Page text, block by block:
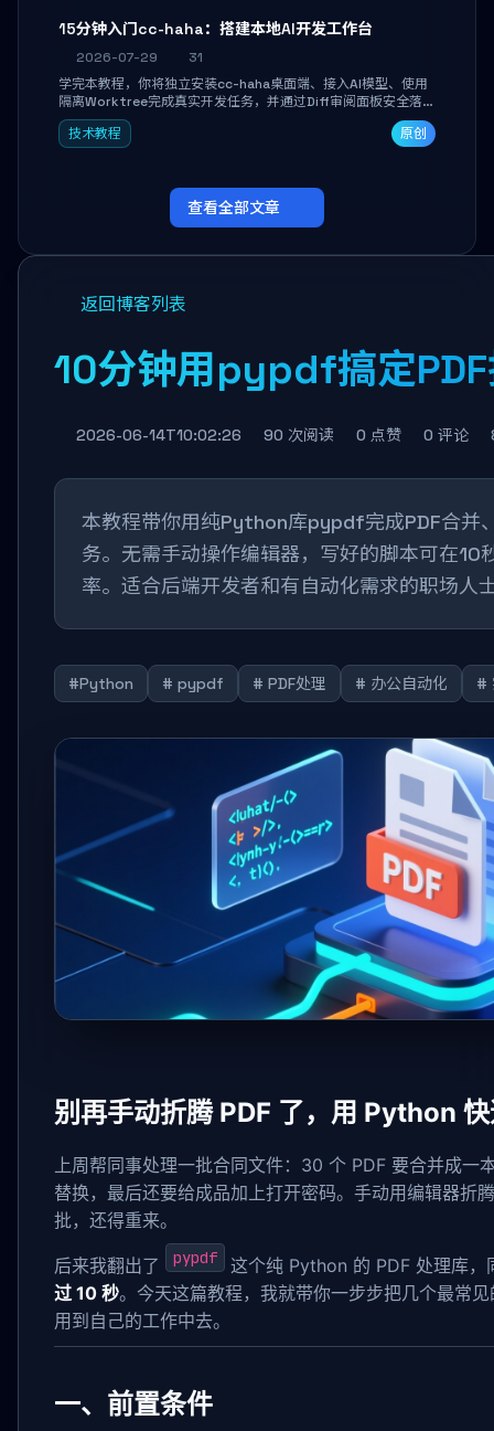
15分钟入门cc-haha：搭建本地AI开发工作台
2026-07-29
31
学完本教程，你将独立安装cc-haha桌面端、接入AI模型、使用
隔离Worktree完成真实开发任务，并通过Diff审阅面板安全落地
AI代码改写。告别终端黑盒操作，让AI在沙箱环境中工作，你只
做审阅和决策。
技术教程 原创
查看全部文章
返回博客列表
10分钟用pypdf搞定
2026-06-14T10:02:26 90 次阅读 0 点赞 0 评论
本教程带你用纯Python库pypdf完成PDF合并
务。无需手动操作编辑器，写好的脚本可在10
率。适合后端开发者和有自动化需求的职场人
#Python # pypdf # PDF处理 # 办公自动化 #
别再手动折腾 PDF 了，用 Python
上周帮同事处理一批合同文件：30 个 PDF 要合并成一
替换，最后还要给成品加上打开密码。手动用编辑器
批，还得重来。
后来我翻出了 pypdf
这个纯 Python 的 PDF 处理库，
过 10 秒。今天这篇教程，我就带你一步步把几个最常
用到自己的工作中去。
一、前置条件